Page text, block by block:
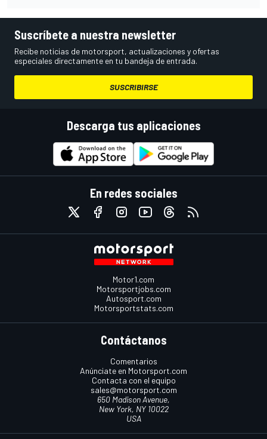
Suscríbete a nuestra newsletter
Recibe noticias de motorsport, actualizaciones y ofertas
especiales directamente en tu bandeja de entrada.
SUSCRIBIRSE
Descarga tus aplicaciones
En redes sociales
Motor1.com
Motorsportjobs.com
Autosport.com
Motorsportstats.com
Contáctanos
Comentarios
Anúnciate en Motorsport.com
Contacta con el equipo
sales@motorsport.com
650 Madison Avenue,
New York, NY 10022
USA